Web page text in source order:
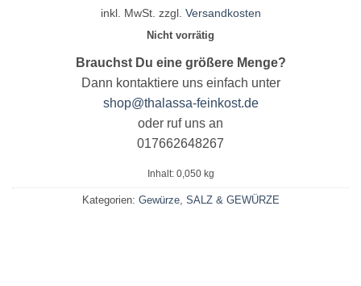
inkl. MwSt. zzgl. Versandkosten
Nicht vorrätig
Brauchst Du eine größere Menge?
Dann kontaktiere uns einfach unter
shop@thalassa-feinkost.de
oder ruf uns an
017662648267
Inhalt: 0,050 kg
Kategorien: Gewürze, SALZ & GEWÜRZE